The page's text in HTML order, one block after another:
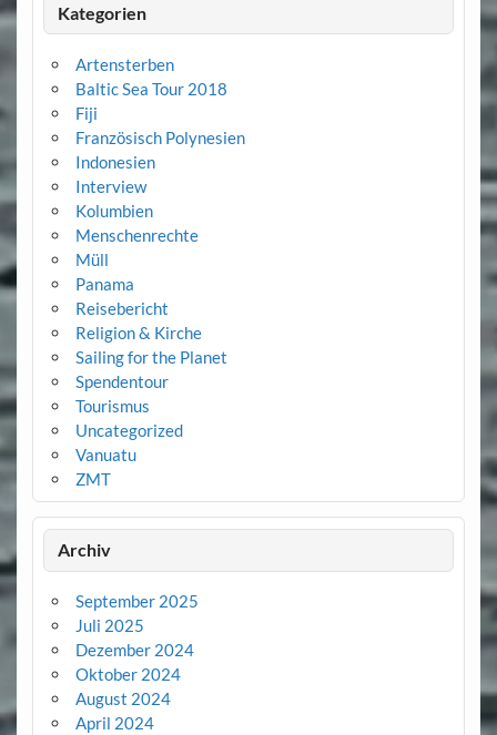
Kategorien
Artensterben
Baltic Sea Tour 2018
Fiji
Französisch Polynesien
Indonesien
Interview
Kolumbien
Menschenrechte
Müll
Panama
Reisebericht
Religion & Kirche
Sailing for the Planet
Spendentour
Tourismus
Uncategorized
Vanuatu
ZMT
Archiv
September 2025
Juli 2025
Dezember 2024
Oktober 2024
August 2024
April 2024